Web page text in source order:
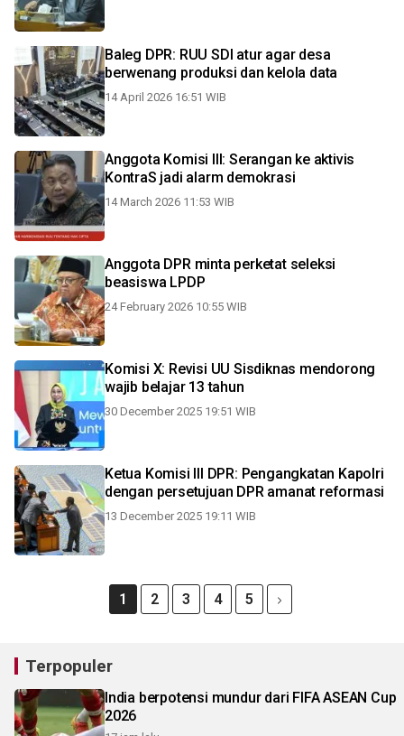
Baleg DPR: RUU SDI atur agar desa
berwenang produksi dan kelola data
14 April 2026 16:51 WIB
Anggota Komisi III: Serangan ke aktivis
KontraS jadi alarm demokrasi
14 March 2026 11:53 WIB
Anggota DPR minta perketat seleksi
beasiswa LPDP
24 February 2026 10:55 WIB
Komisi X: Revisi UU Sisdiknas mendorong
wajib belajar 13 tahun
30 December 2025 19:51 WIB
Ketua Komisi III DPR: Pengangkatan Kapolri
dengan persetujuan DPR amanat reformasi
13 December 2025 19:11 WIB
1 2 3 4 5
Terpopuler
India berpotensi mundur dari FIFA ASEAN Cup
2026